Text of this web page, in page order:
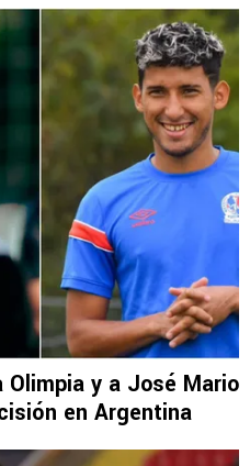
y a José Mario
en Argentina